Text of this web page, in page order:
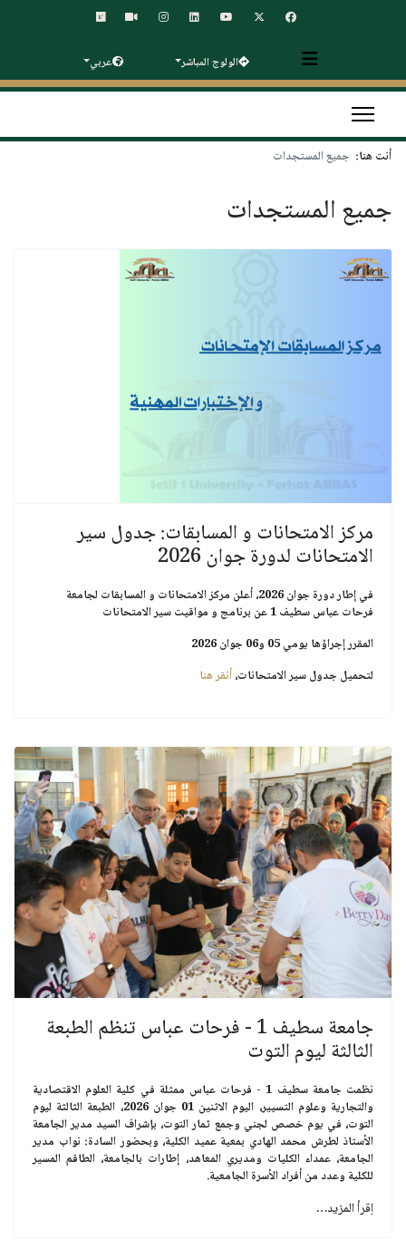
الولوج المباشر عربي
أنت هنا: جميع المستجدات
جميع المستجدات
مركز الامتحانات و المسابقات: جدول سير
الامتحانات لدورة جوان 2026
في إطار دورة جوان 2026 ، أعلن مركز الامتحانات و المسابقات لجامعة
فرحات عباس سطيف 1
عن برنامج و مواقيت سير الامتحانات
المقرر إجراؤها يومي05 و06 جوان 2026
لتحميل جدول سير الامتحانات،أنقر هنا
جامعة سطيف 1 - فرحات عباس تنظم الطبعة
الثالثة ليوم التوت
نظمت جامعة سطيف 1 - فرحات عباس ممثلة في كلية العلوم الاقتصادية
والتجارية وعلوم التسيير، اليوم الاثنين 01 جوان 2026، الطبعة الثالثة ليوم
التوت، في يوم خصص لجني وجمع ثمار التوت، بإشراف السيد مدير الجامعة
الأستاذ لطرش محمد الهادي بمعية عميد الكلية، وبحضور السادة: نواب مدير
الجامعة، عمداء الكليات ومديري المعاهد، إطارات بالجامعة، الطاقم المسير
للكلية وعدد من أفراد الأسرة الجامعية.
اِقرأ المزيد…